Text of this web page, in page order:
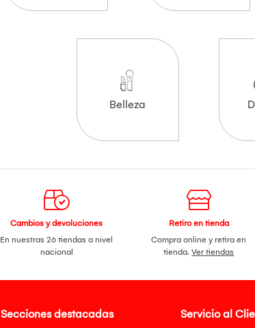
Belleza
Cambios y devoluciones
En nuestras 26 tiendas a nivel
nacional
Retiro en tienda
Compra online y retira en
tienda.Ver tiendas
Secciones destacadas Servicio al